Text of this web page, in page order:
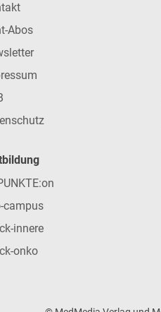
Abos
campus
innere
onko